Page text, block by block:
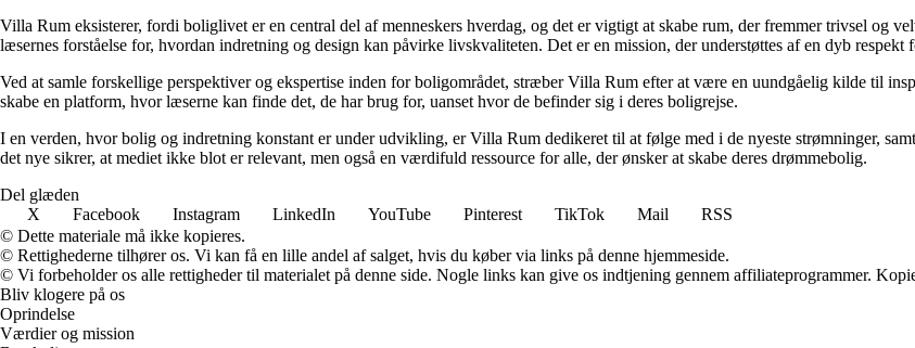
Villa Rum eksisterer, fordi boliglivet er en central del af menneskers hverdag, og det er vigtigt at skabe rum, der fremmer trivsel og
læsernes forståelse for, hvordan indretning og design kan påvirke livskvaliteten. Det er en mission, der understøttes af en dyb
Ved at samle forskellige perspektiver og ekspertise inden for boligområdet, stræber Villa Rum efter at være en uundgåelig kilde til
skabe en platform, hvor læserne kan finde det, de har brug for, uanset hvor de befinder sig i deres boligrejse.
I en verden, hvor bolig og indretning konstant er under udvikling, er Villa Rum dedikeret til at følge med i de nyeste strømninger,
det nye sikrer, at mediet ikke blot er relevant, men også en værdifuld ressource for alle, der ønsker at skabe deres drømmebolig.
Del glæden
X
Facebook Instagram LinkedIn YouTube Pinterest TikTok Mail
RSS
© Dette materiale må ikke kopieres.
© Rettighederne tilhører os. Vi kan få en lille andel af salget, hvis du køber via links på denne hjemmeside.
© Vi forbeholder os alle rettigheder til materialet på denne side. Nogle links kan give os indtjening gennem affiliateprogrammer.
Bliv klogere på os
Oprindelse
Værdier og mission